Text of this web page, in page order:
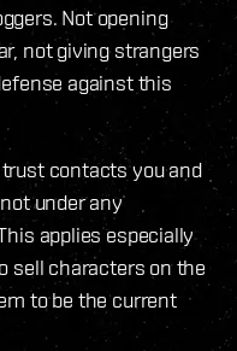
Not opening
not giving strangers
against this
contacts you and
under any
applies especially
sell characters on the
to be the current